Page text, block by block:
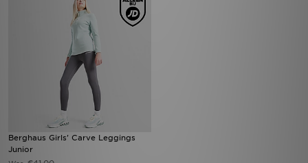
Berghaus Girls' Carve Leggings
Junior